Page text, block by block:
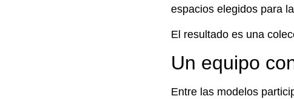
espacios elegidos para
El resultado es una
Un equipo
Entre las modelos